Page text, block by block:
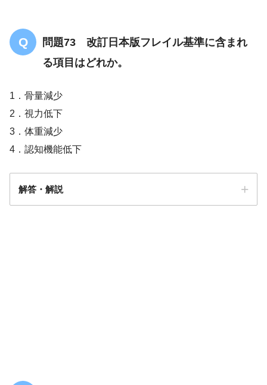
問題73 改訂日本版フレイル基準に含まれ
る項目はどれか。
1．骨量減少
2．視力低下
3．体重減少
4．認知機能低下
解答・解説